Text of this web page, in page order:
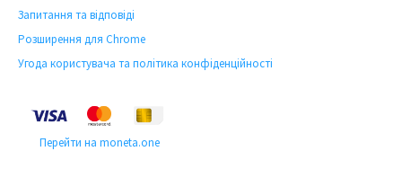
Запитання та відповіді
Розширення для Chrome
Угода користувача та політика конфіденційності
Перейти на moneta.one